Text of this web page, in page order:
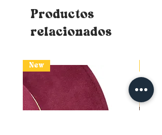
Productos
relacionados
New